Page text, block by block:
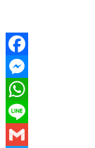
Facebook
Messenger
WhatsApp
Line